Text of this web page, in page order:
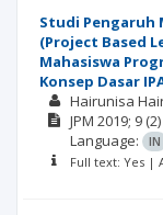
Studi Pengaruh
(Project Based
Mahasiswa
Konsep Dasar
Hairunisa
JPM 2019; 9 (2)
Language:
IN
Full text: Yes |